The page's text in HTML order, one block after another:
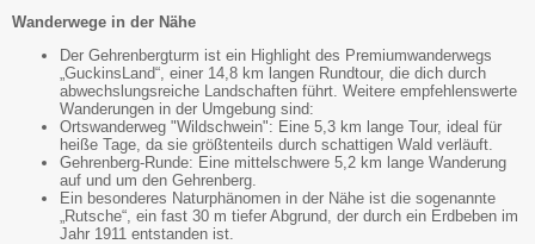
Wanderwege in der Nähe
Der Gehrenbergturm ist ein Highlight des Premiumwanderwegs
„GuckinsLand“, einer 14,8 km langen Rundtour, die dich durch
abwechslungsreiche Landschaften führt. Weitere empfehlenswerte
Wanderungen in der Umgebung sind:
Ortswanderweg "Wildschwein": Eine 5,3 km lange Tour, ideal für
heiße Tage, da sie größtenteils durch schattigen Wald verläuft.
Gehrenberg-Runde: Eine mittelschwere 5,2 km lange Wanderung
auf und um den Gehrenberg.
Ein besonderes Naturphänomen in der Nähe ist die sogenannte
„Rutsche“, ein fast 30 m tiefer Abgrund, der durch ein Erdbeben im
Jahr 1911 entstanden ist.